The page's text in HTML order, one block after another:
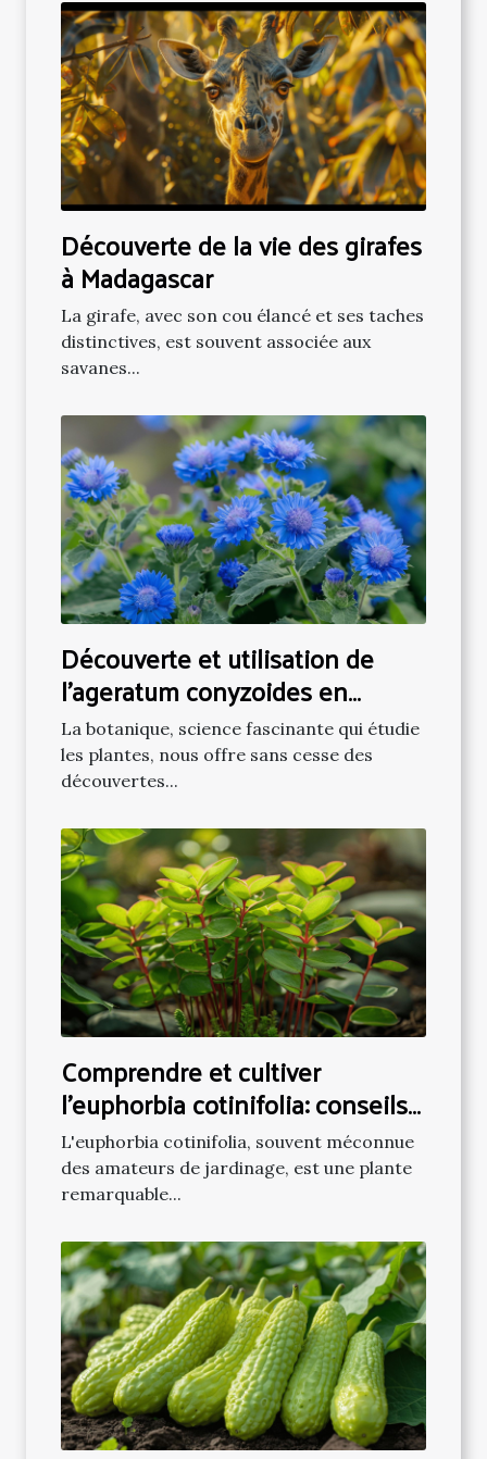
Découverte de la vie des girafes
à Madagascar
La girafe, avec son cou élancé et ses taches
distinctives, est souvent associée aux
savanes...
Découverte et utilisation de
l'ageratum conyzoides en
botanique
La botanique, science fascinante qui étudie
les plantes, nous offre sans cesse des
découvertes...
Comprendre et cultiver
l'euphorbia cotinifolia: conseils
pratiques
L'euphorbia cotinifolia, souvent méconnue
des amateurs de jardinage, est une plante
remarquable...